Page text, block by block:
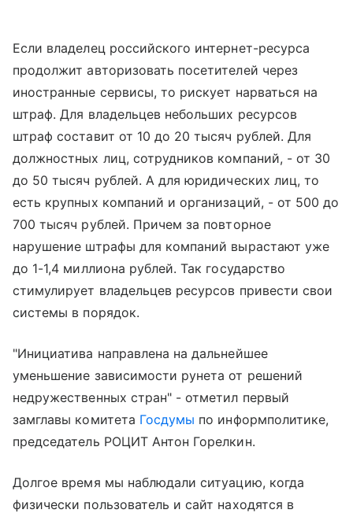
Если владелец российского интернет-ресурса
продолжит авторизовать посетителей через
иностранные сервисы, то рискует нарваться на
штраф. Для владельцев небольших ресурсов
штраф составит от 10 до 20 тысяч рублей. Для
должностных лиц, сотрудников компаний, - от 30
до 50 тысяч рублей. А для юридических лиц, то
есть крупных компаний и организаций, - от 500 до
700 тысяч рублей. Причем за повторное
нарушение штрафы для компаний вырастают уже
до 1-1,4 миллиона рублей. Так государство
стимулирует владельцев ресурсов привести свои
системы в порядок.
"Инициатива направлена на дальнейшее
уменьшение зависимости рунета от решений
недружественных стран" - отметил первый
замглавы комитета Госдумы по информполитике,
председатель РОЦИТ Антон Горелкин.
Долгое время мы наблюдали ситуацию, когда
физически пользователь и сайт находятся в